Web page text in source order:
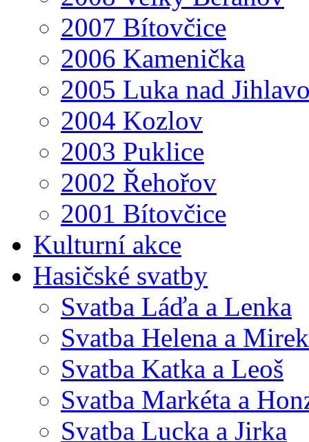
2007 Bítovčice
2006 Kamenička
2005 Luka nad
2004 Kozlov
2003 Puklice
2002 Řehořov
2001 Bítovčice
Kulturní akce
Hasičské svatby
Svatba Láďa a Lenka
Svatba Helena a Mirek
Svatba Katka a Leoš
Svatba Markéta a
Svatba Lucka a Jirka